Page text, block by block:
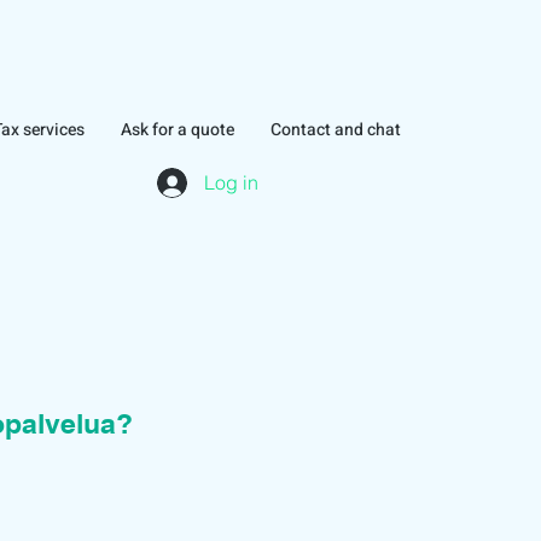
services Ask for a quote Contact and chat
Log in